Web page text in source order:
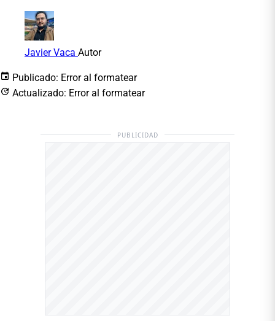
Javier Vaca Autor
Publicado: Error al formatear
Actualizado: Error al formatear
PUBLICIDAD